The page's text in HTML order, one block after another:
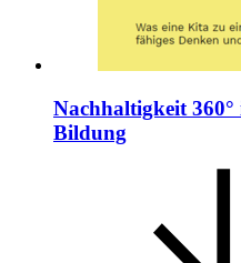
Nachhaltigkeit
Bildung